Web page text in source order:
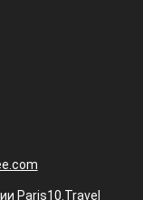
Paris10.Travel